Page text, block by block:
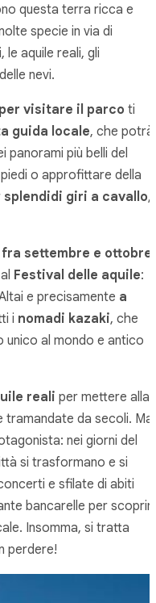
questa terra ricca e
specie in via di
aquile reali, gli
nevi.
per visitare il parco ti
guida locale, che potrà
più belli del
o approfittare della
splendidi giri a cavallo,
fra settembre e ottobre
Festival delle aquile:
e precisamente a
i nomadi kazaki, che
al mondo e antico
reali per mettere alla
da secoli. Ma
nei giorni del
si trasformano e si
e sfilate di abiti
bancarelle per
Insomma, si tratta
perdere!